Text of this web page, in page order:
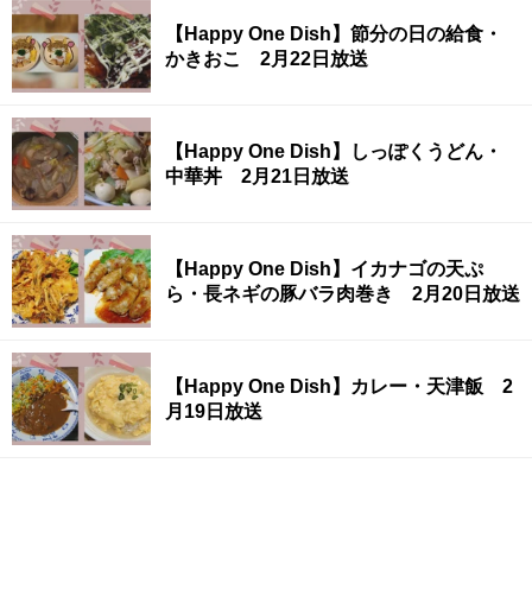
【Happy One Dish】節分の日の給食・
かきおこ 2月22日放送
【Happy One Dish】しっぽくうどん・
中華丼 2月21日放送
【Happy One Dish】イカナゴの天ぷ
ら・長ネギの豚バラ肉巻き 2月20日放送
【Happy One Dish】カレー・天津飯 2
月19日放送